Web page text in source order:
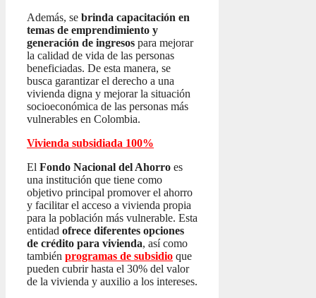
Además, se brinda capacitación en
temas de emprendimiento y
generación de ingresos para mejorar
la calidad de vida de las personas
beneficiadas. De esta manera, se
busca garantizar el derecho a una
vivienda digna y mejorar la situación
socioeconómica de las personas más
vulnerables en Colombia.
Vivienda subsidiada 100%
El Fondo Nacional del Ahorro es
una institución que tiene como
objetivo principal promover el ahorro
y facilitar el acceso a vivienda propia
para la población más vulnerable. Esta
entidad ofrece diferentes opciones
de crédito para vivienda, así como
también programas de subsidio que
pueden cubrir hasta el 30% del valor
de la vivienda y auxilio a los intereses.